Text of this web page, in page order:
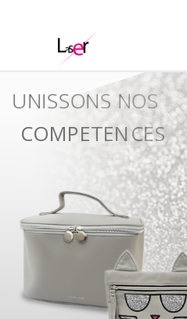
COMPETENCES
UNISSONS NOS